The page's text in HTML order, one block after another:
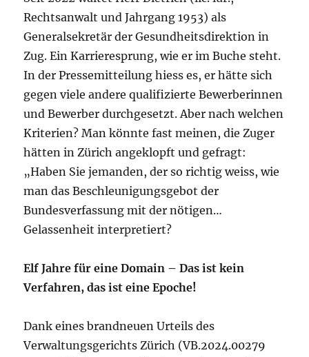
Rechtsanwalt und Jahrgang 1953) als
Generalsekretär der Gesundheitsdirektion in
Zug. Ein Karrieresprung, wie er im Buche steht.
In der Pressemitteilung hiess es, er hätte sich
gegen viele andere qualifizierte Bewerberinnen
und Bewerber durchgesetzt. Aber nach welchen
Kriterien? Man könnte fast meinen, die Zuger
hätten in Zürich angeklopft und gefragt:
„Haben Sie jemanden, der so richtig weiss, wie
man das Beschleunigungsgebot der
Bundesverfassung mit der nötigen…
Gelassenheit interpretiert?
Elf Jahre für eine Domain – Das ist kein
Verfahren, das ist eine Epoche!
Dank eines brandneuen Urteils des
Verwaltungsgerichts Zürich (VB.2024.00279